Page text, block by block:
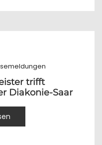
trifft
Diakonie-Saar